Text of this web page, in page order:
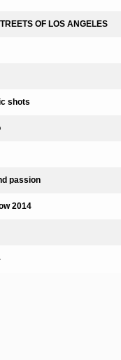
OF LOS ANGELES
shots
passion
2014